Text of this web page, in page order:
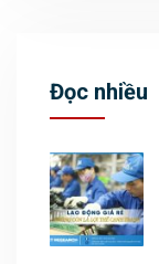
Đọc nhiều